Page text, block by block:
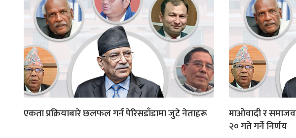
एकता प्रक्रियाबारे छलफल गर्न पेरिसडाँडामा जुटे नेताहरू
माओवादी र
२० गते गर्ने निर्णय